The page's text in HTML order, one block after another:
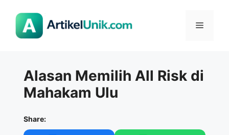
Menu
Alasan Memilih All Risk di
Mahakam Ulu
Share: